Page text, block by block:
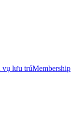
vụ lưu trúMembership